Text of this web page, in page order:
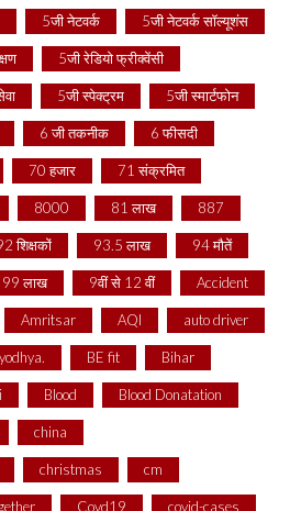
5जी नेटवर्क 5जी नेटवर्क सॉल्यूशंस
5जी रेडियो फ्रीक्वेंसी
5जी स्पेक्ट्रम 5जी स्मार्टफोन
6 जी तकनीक 6 फीसदी
70 हजार 71 संक्रमित
8000 81 लाख 887
शिक्षकों 93.5 लाख 94 मौतें
99 लाख 9वीं से 12 वीं Accident
Amritsar AQI auto driver
BE fit Bihar
Blood Blood Donatation
china
christmas cm
Covd19 covid-cases